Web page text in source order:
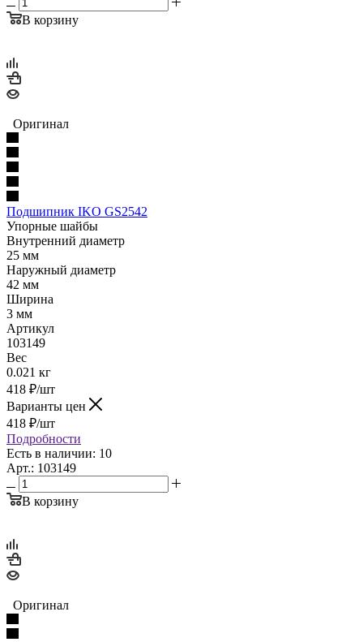
В корзину
Оригинал
Подшипник IKO GS2542
Упорные шайбы
Внутренний диаметр
25 мм
Наружный диаметр
42 мм
Ширина
3 мм
Артикул
103149
Вес
0.021 кг
418 ₽/шт
Варианты цен
418 ₽/шт
Подробности
Есть в наличии: 10
Арт.: 103149
В корзину
Оригинал